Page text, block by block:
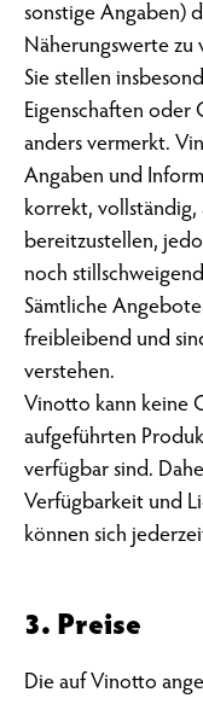
sonstige Angaben)
Näherungswerte zu
Sie stellen
Eigenschaften oder
anders vermerkt.
Angaben und
korrekt,
bereitzustellen,
noch
Sämtliche
freibleibend und
verstehen.
Vinotto kann keine
aufgeführten
verfügbar sind.
Verfügbarkeit und
können sich
3. Preise
Die auf Vinotto